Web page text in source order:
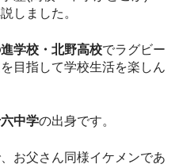
しました。
学校・北野高校でラグビー
目指して学校生活を楽しん
中学の出身です。
、お父さん同様イケメンであ